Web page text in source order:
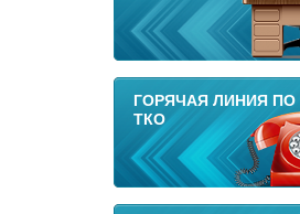
ГОРЯЧАЯ ЛИНИЯ ПО
ТКО